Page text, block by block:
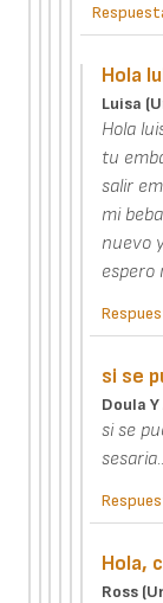
Hola
Luisa
Hola
tu
salir
mi
nuevo
espero
si se
Doula
si se
sesaria..
Hola,
Ross